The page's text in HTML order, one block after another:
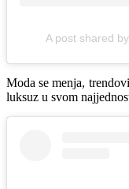
A post shared
Moda se menja,
luksuz u svom